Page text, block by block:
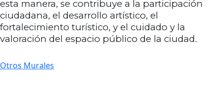
esta manera, se contribuye a la participación
ciudadana, el desarrollo artístico, el
fortalecimiento turístico, y el cuidado y la
valoración del espacio público de la ciudad.
Otros Murales